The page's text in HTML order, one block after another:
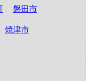
磐田市
焼津市